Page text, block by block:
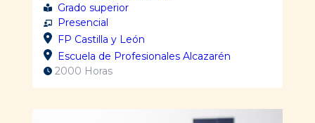
Grado superior
Presencial
FP Castilla y León
Escuela de Profesionales Alcazarén
2000 Horas